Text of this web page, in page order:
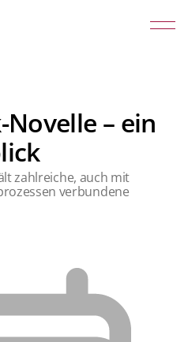
Novelle – ein
zahlreiche, auch mit
verbundene